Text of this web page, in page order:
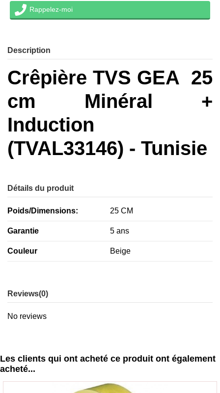
Rappelez-moi
Description
Crêpière TVS GEA 25
cm Minéral +
Induction
(TVAL33146) - Tunisie
Détails du produit
Poids/Dimensions: 25 CM
Garantie 5 ans
Couleur Beige
Reviews(0)
No reviews
Les clients qui ont acheté ce produit ont également
acheté...